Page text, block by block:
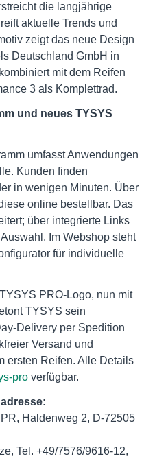
die langjährige
aktuelle Trends und
zeigt das neue Design
Deutschland GmbH in
mit dem Reifen
3 als Komplettrad.
und neues TYSYS
umfasst Anwendungen
Kunden finden
in wenigen Minuten. Über
online bestellbar. Das
über integrierte Links
Im Webshop steht
für individuelle
PRO-Logo, nun mit
TYSYS sein
Delivery per Spedition
Versand und
ersten Reifen. Alle Details
pro verfügbar.
Haldenweg 2, D-72505
Tel. +49/7576/9616-12,